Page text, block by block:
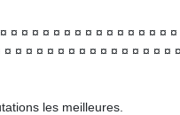
¤ ¤ ¤ ¤ ¤ ¤ ¤ ¤ ¤ ¤ ¤ ¤ ¤ ¤ ¤ ¤
¤ ¤ ¤ ¤ ¤ ¤ ¤ ¤ ¤ ¤ ¤ ¤ ¤ ¤ ¤
les meilleures.